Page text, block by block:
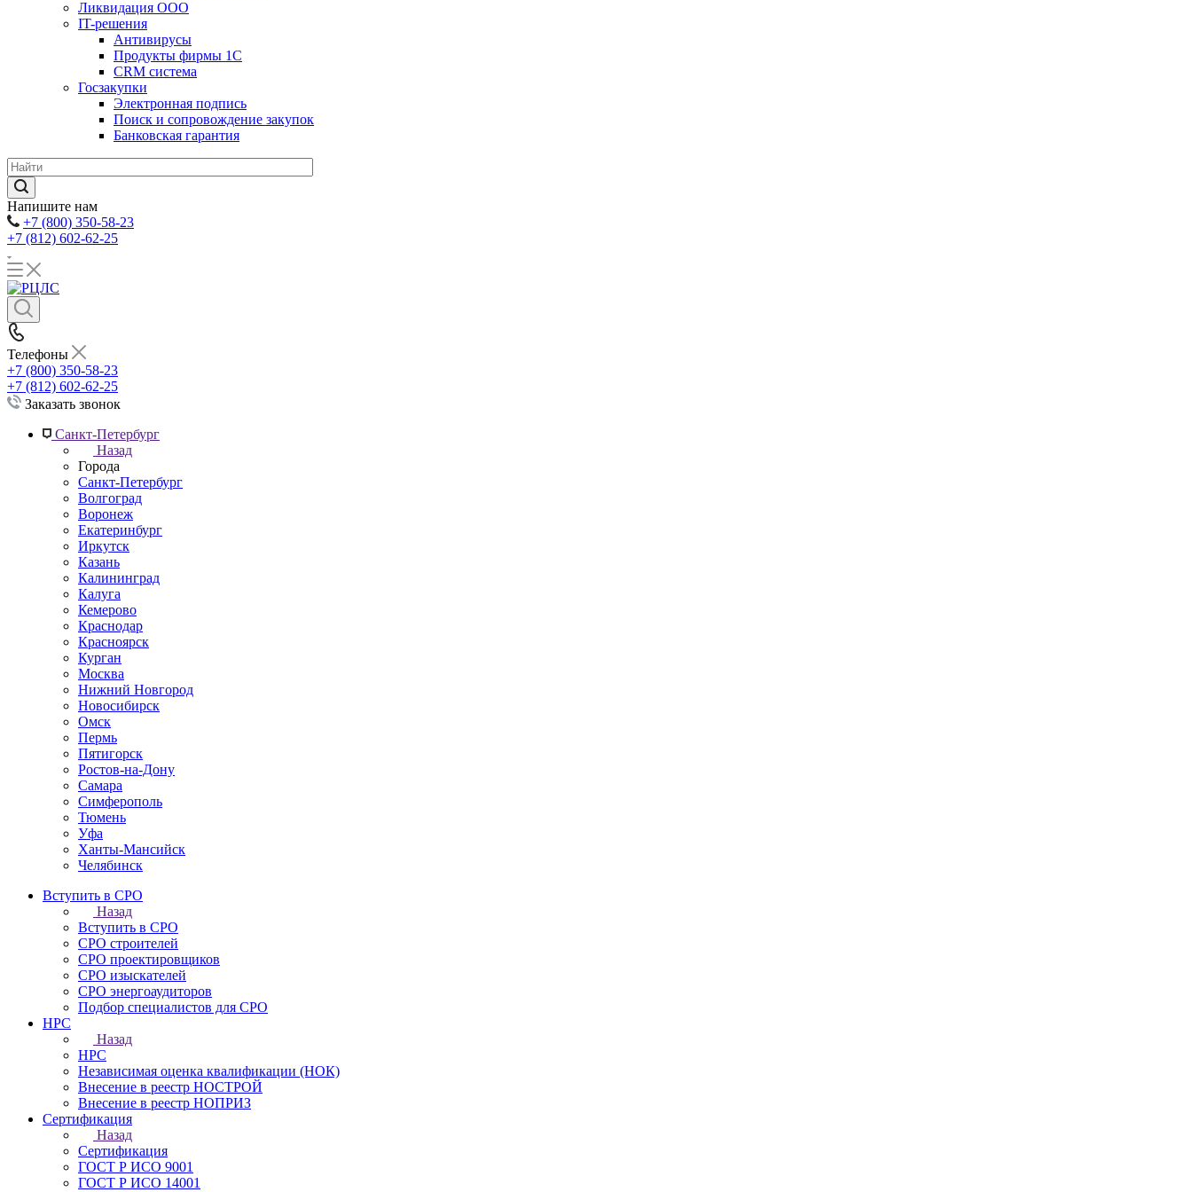
Ликвидация ООО
IT-решения
Антивирусы
Продукты фирмы 1C
CRM система
Госзакупки
Электронная подпись
Поиск и сопровождение закупок
Банковская гарантия
Напишите нам
+7 (800) 350-58-23
+7 (812) 602-62-25
Телефоны
+7 (800) 350-58-23
+7 (812) 602-62-25
Заказать звонок
Санкт-Петербург
Назад
Города
Санкт-Петербург
Волгоград
Воронеж
Екатеринбург
Иркутск
Казань
Калининград
Калуга
Кемерово
Краснодар
Красноярск
Курган
Москва
Нижний Новгород
Новосибирск
Омск
Пермь
Пятигорск
Ростов-на-Дону
Самара
Симферополь
Тюмень
Уфа
Ханты-Мансийск
Челябинск
Вступить в СРО
Назад
Вступить в СРО
СРО строителей
СРО проектировщиков
СРО изыскателей
СРО энергоаудиторов
Подбор специалистов для СРО
НРС
Назад
НРС
Независимая оценка квалификации (НОК)
Внесение в реестр НОСТРОЙ
Внесение в реестр НОПРИЗ
Сертификация
Назад
Сертификация
ГОСТ Р ИСО 9001
ГОСТ Р ИСО 14001